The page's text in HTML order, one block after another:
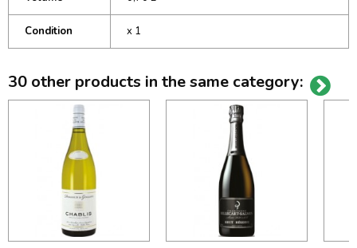
Condition x 1
30 other products in the same category: